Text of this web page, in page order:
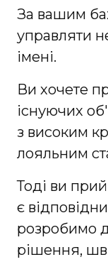
За вашим
управляти
імені.
Ви хочете
існуючих
з високим
лояльним
Тоді ви
є
розробимо
рішення,